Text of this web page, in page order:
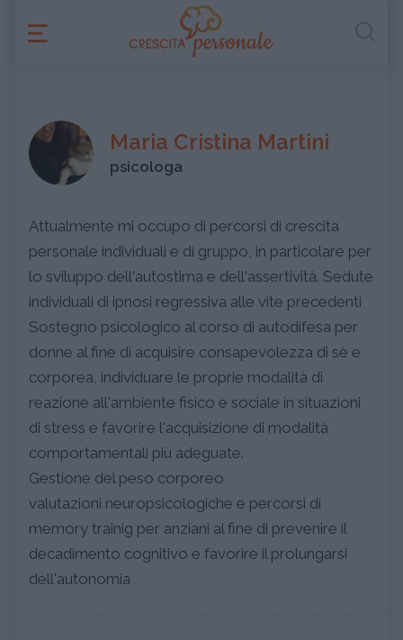
Maria Cristina Martini
psicologa
Attualmente mi occupo di percorsi di crescita
personale individuali e di gruppo, in particolare per
lo sviluppo dell'autostima e dell'assertività. Sedute
individuali di ipnosi regressiva alle vite precedenti
Sostegno psicologico al corso di autodifesa per
donne al fine di acquisire consapevolezza di sè e
corporea, individuare le proprie modalità di
reazione all'ambiente fisico e sociale in situazioni
di stress e favorire l'acquisizione di modalità
comportamentali più adeguate.
Gestione del peso corporeo
valutazioni neuropsicologiche e percorsi di
memory trainig per anziani al fine di prevenire il
decadimento cognitivo e favorire il prolungarsi
dell'autonomia